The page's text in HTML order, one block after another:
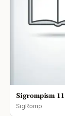
Sigrompism 11
SigRomp